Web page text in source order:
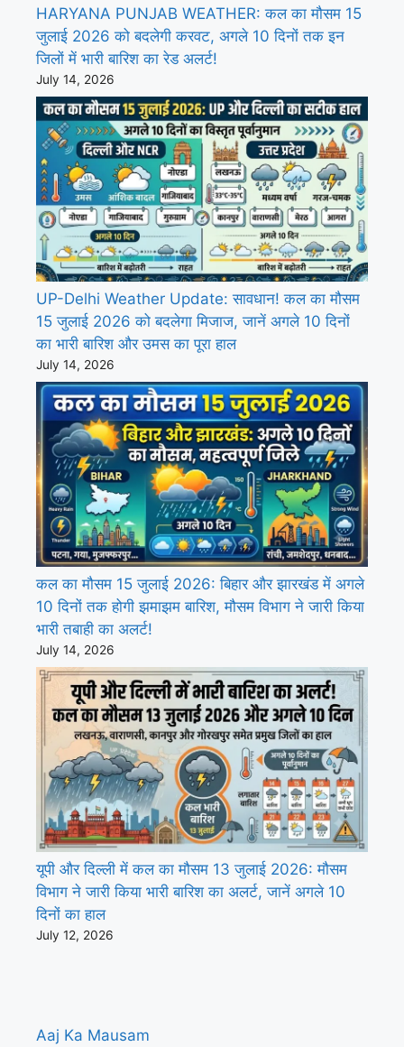
HARYANA PUNJAB WEATHER: कल का मौसम 15
जुलाई 2026 को बदलेगी करवट, अगले 10 दिनों तक इन
जिलों में भारी बारिश का रेड अलर्ट!
July 14, 2026
UP-Delhi Weather Update: सावधान! कल का मौसम
15 जुलाई 2026 को बदलेगा मिजाज, जानें अगले 10 दिनों
का भारी बारिश और उमस का पूरा हाल
July 14, 2026
कल का मौसम 15 जुलाई 2026: बिहार और झारखंड में अगले
10 दिनों तक होगी झमाझम बारिश, मौसम विभाग ने जारी किया
भारी तबाही का अलर्ट!
July 14, 2026
यूपी और दिल्ली में कल का मौसम 13 जुलाई 2026: मौसम
विभाग ने जारी किया भारी बारिश का अलर्ट, जानें अगले 10
दिनों का हाल
July 12, 2026
Aaj Ka Mausam